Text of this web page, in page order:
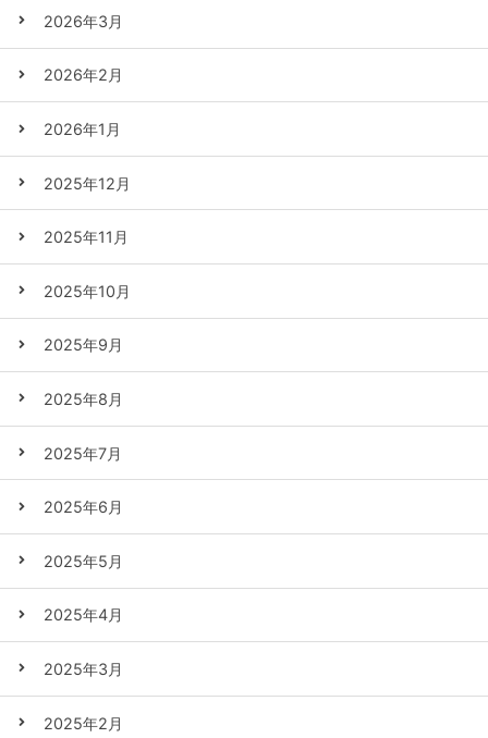
2026年3月
2026年2月
2026年1月
2025年12月
2025年11月
2025年10月
2025年9月
2025年8月
2025年7月
2025年6月
2025年5月
2025年4月
2025年3月
2025年2月